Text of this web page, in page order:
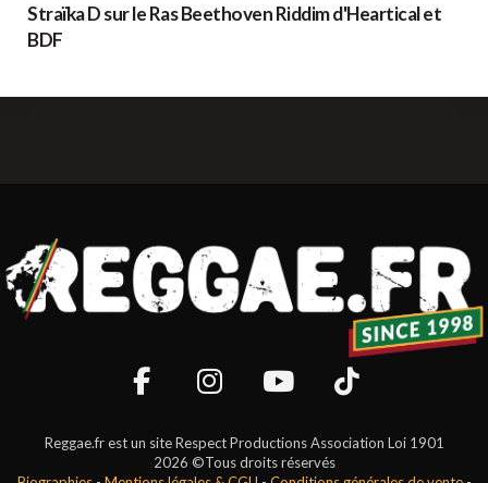
Straïka D sur le Ras Beethoven Riddim d'Heartical et
BDF
Reggae.fr est un site Respect Productions Association Loi 1901
2026 ©Tous droits réservés